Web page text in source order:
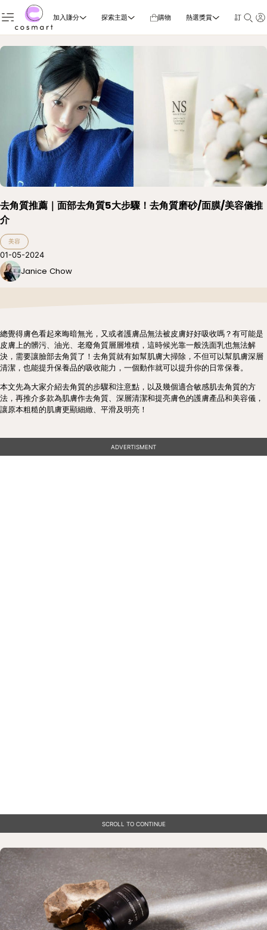
加入賺分 探索主題 購物 熱選獎賞 訂閱雜誌
去角質推薦｜面部去角質5大步驟！去角質磨砂/面膜/美容儀推
介
美容
01-05-2024
Janice Chow
總覺得膚色看起來晦暗無光，又或者護膚品無法被皮膚好好吸收嗎？有可能是
皮膚上的髒污、油光、老廢角質層層堆積，這時候光靠一般洗面乳也無法解
決，需要讓臉部去角質了！去角質就有如幫肌膚大掃除，不但可以幫肌膚深層
清潔，也能提升保養品的吸收能力，一個動作就可以提升你的日常保養。
本文先為大家介紹去角質的步驟和注意點，以及幾個適合敏感肌去角質的方
法，再推介多款為肌膚作去角質、深層清潔和提亮膚色的護膚產品和美容儀，
讓原本粗糙的肌膚更顯細緻、平滑及明亮！
ADVERTISMENT
SCROLL TO CONTINUE